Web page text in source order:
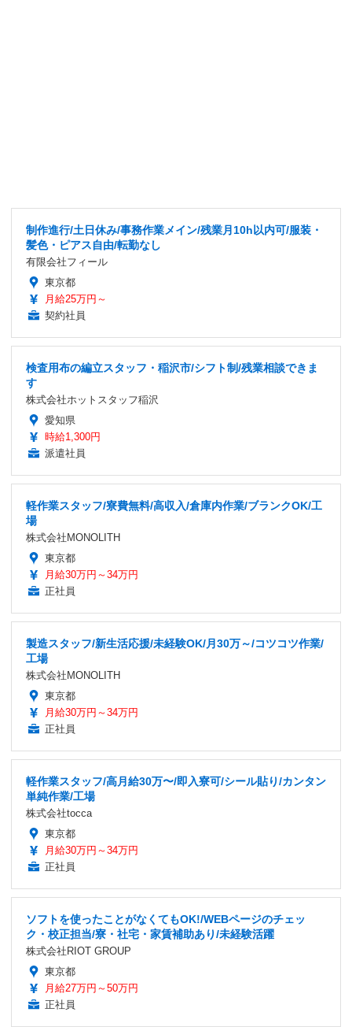
制作進行/土日休み/事務作業メイン/残業月10h以内可/服装・
髪色・ピアス自由/転勤なし
有限会社フィール
東京都
月給25万円～
契約社員
検査用布の編立スタッフ・稲沢市/シフト制/残業相談できま
す
株式会社ホットスタッフ稲沢
愛知県
時給1,300円
派遣社員
軽作業スタッフ/寮費無料/高収入/倉庫内作業/ブランクOK/工
場
株式会社MONOLITH
東京都
月給30万円～34万円
正社員
製造スタッフ/新生活応援/未経験OK/月30万～/コツコツ作業/
工場
株式会社MONOLITH
東京都
月給30万円～34万円
正社員
軽作業スタッフ/高月給30万〜/即入寮可/シール貼り/カンタン
単純作業/工場
株式会社tocca
東京都
月給30万円～34万円
正社員
ソフトを使ったことがなくてもOK!/WEBページのチェッ
ク・校正担当/寮・社宅・家賃補助あり/未経験活躍
株式会社RIOT GROUP
東京都
月給27万円～50万円
正社員